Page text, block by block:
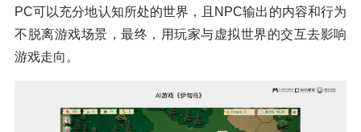
PC可以充分地认知所处的世界，且NPC输出的内容和行为
不脱离游戏场景，最终，用玩家与虚拟世界的交互去影响
游戏走向。